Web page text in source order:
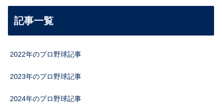
記事一覧
2022年のプロ野球記事
2023年のプロ野球記事
2024年のプロ野球記事